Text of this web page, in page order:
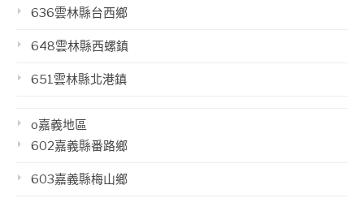
636雲林縣台西鄉
648雲林縣西螺鎮
651雲林縣北港鎮
o嘉義地區
602嘉義縣番路鄉
603嘉義縣梅山鄉